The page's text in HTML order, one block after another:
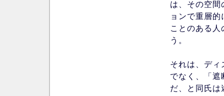
は、その空間
ョンで重層
ことのある
う。
それは、ディ
でなく、「遮
だ、と同氏は